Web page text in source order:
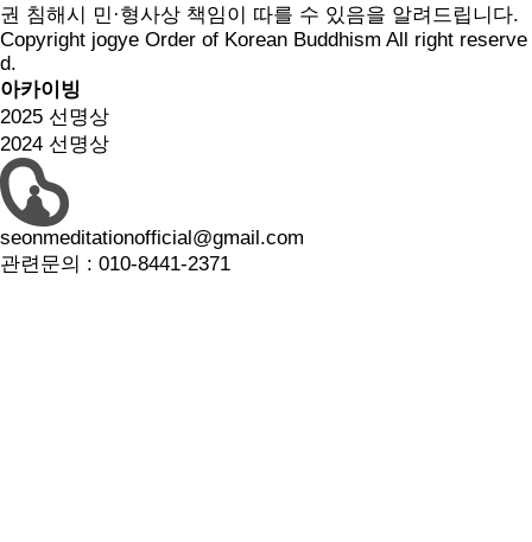
권 침해시 민·형사상 책임이 따를 수 있음을 알려드립니다.
Copyright jogye Order of Korean Buddhism All right reserve
d.
아카이빙
2025 선명상
2024 선명상
seonmeditationofficial@gmail.com
관련문의 : 010-8441-2371